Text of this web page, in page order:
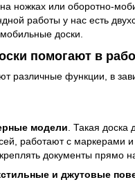
ножках или оборотно-
работы у нас есть
доски.
помогают в
различные функции, в
модели . Такая
работают с маркерами и
документы прямо
и джутовые